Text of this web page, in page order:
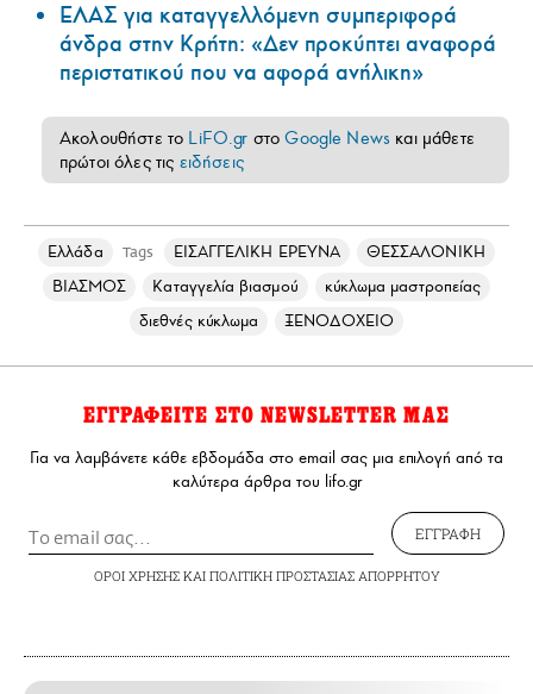
ΕΛΑΣ για καταγγελλόμενη συμπεριφορά
άνδρα στην Κρήτη: «Δεν προκύπτει αναφορά
περιστατικού που να αφορά ανήλικη»
Ακολουθήστε το LiFO.gr στοGoogle News και μάθετε
πρώτοι όλες τις ειδήσεις
Ελλάδα Tags ΕΙΣΑΓΓΕΛΙΚΗ ΕΡΕΥΝΑ
ΘΕΣΣΑΛΟΝΙΚΗ
ΒΙΑΣΜΟΣ
Καταγγελία βιασμού
κύκλωμα μαστροπείας
διεθνές κύκλωμα
ΞΕΝΟΔΟΧΕΙΟ
ΕΓΓΡΑΦΕΙΤΕ ΣΤΟ NEWSLETTER ΜΑΣ
Για να λαμβάνετε κάθε εβδομάδα στο email σας μια επιλογή από τα
καλύτερα άρθρα του lifo.gr
ΕΓΓΡΑΦΗ
ΟΡΟΙ ΧΡΗΣΗΣΚΑΙ ΠΟΛΙΤΙΚΗ ΠΡΟΣΤΑΣΙΑΣ ΑΠΟΡΡΗΤΟΥ